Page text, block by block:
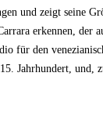
und zeigt seine
erkennen,
für den
Jahrhundert,